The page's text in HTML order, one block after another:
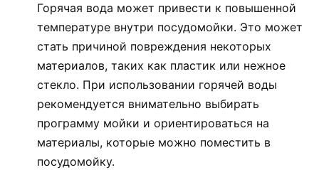
Горячая вода может привести к повышенной
температуре внутри посудомойки. Это может
стать причиной повреждения некоторых
материалов, таких как пластик или нежное
стекло. При использовании горячей воды
рекомендуется внимательно выбирать
программу мойки и ориентироваться на
материалы, которые можно поместить в
посудомойку.